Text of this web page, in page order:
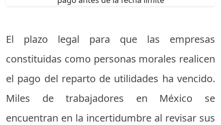
El plazo legal para que las empresas
constituidas como personas morales realicen
el pago del reparto de utilidades ha vencido.
Miles de trabajadores en México se
encuentran en la incertidumbre al revisar sus